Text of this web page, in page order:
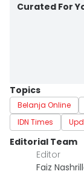
Curated For
Topics
Belanja Online
IDN Times
Editorial Team
Editor
Faiz